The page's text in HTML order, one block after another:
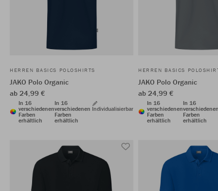
HERREN BASICS POLOSHIRTS
JAKO Polo Organic
ab 24,99 €
In 16
verschiedenen
Farben
erhältlich
In 16
verschiedenen
Farben
erhältlich
Individualisierbar
HERREN BASICS
JAKO Polo Organic
ab 24,99 €
In 16
verschiedenen
Farben
erhältlich
In 16
Farben
erhältlich